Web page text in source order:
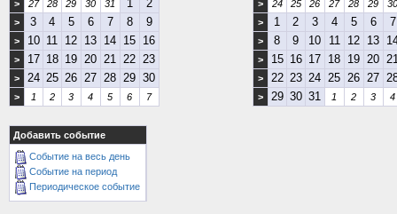
>
27 28 29 30 31 1 2
> 3 4 5 6 7 8 9
> 10 11 12 13 14 15 16
> 17 18 19 20 21 22 23
> 24 25 26 27 28 29 30
> 1 2 3 4 5 6 7
>
24 25 26 27 28 29
>
1 2 3 4 5 6 7
> 8 9 10 11 12 13
> 15 16 17 18 19 20
> 22 23 24 25 26 27
> 29 30 31 1 2 3 4
Добавить событие
Событие на весь день
Событие на период
Периодическое событие